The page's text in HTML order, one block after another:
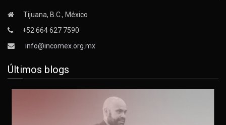
Tijuana, B.C., México
+52 664 627 7590
info@incomex.org.mx
Últimos blogs